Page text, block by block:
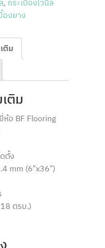
, กระเบื้องไวนิล
องยาง
ติม
ติม
ห้อ BF Flooring
ตั้ง
mm (6″x36″)
ตรม.)